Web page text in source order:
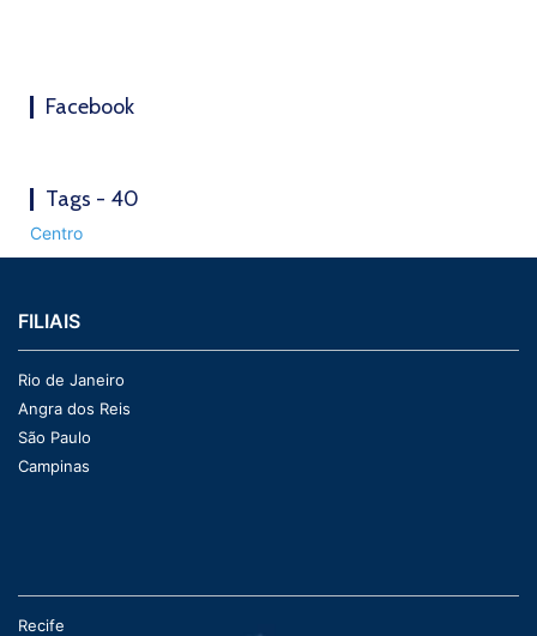
Facebook
Tags - 40
Centro
FILIAIS
Rio de Janeiro
Angra dos Reis
São Paulo
Campinas
Recife